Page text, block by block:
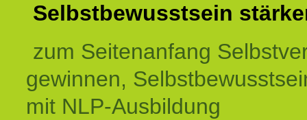
Selbstbewusstsein
zum Seitenanfang
gewinnen,
mit NLP-Ausbildung